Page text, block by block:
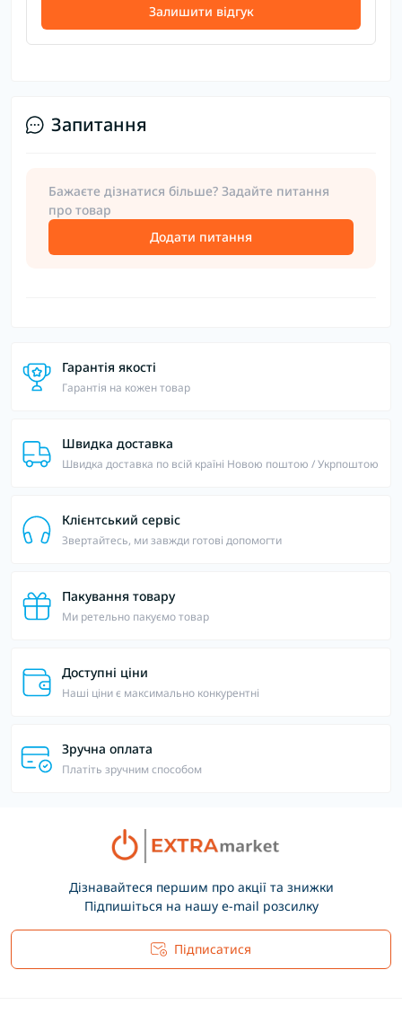
Залишити відгук
Запитання
Бажаєте дізнатися більше? Задайте питання
про товар
Додати питання
Гарантія якості
Гарантія на кожен товар
Швидка доставка
Швидка доставка по всій країні Новою поштою / Укрпоштою
Клієнтський сервіс
Звертайтесь, ми завжди готові допомогти
Пакування товару
Ми ретельно пакуємо товар
Доступні ціни
Наші ціни є максимально конкурентні
Зручна оплата
Платіть зручним способом
Дізнавайтеся першим про акції та знижки
Підпишіться на нашу e-mail розсилку
Підписатися